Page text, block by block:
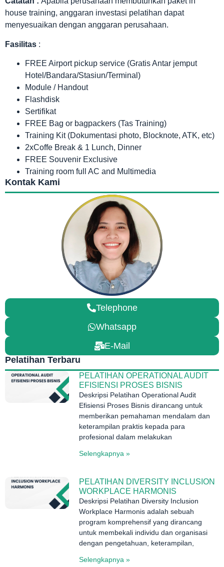
house training, anggaran investasi pelatihan dapat
menyesuaikan dengan anggaran perusahaan.
Fasilitas :
FREE Airport pickup service (Gratis Antar jemput
Hotel/Bandara/Stasiun/Terminal)
Module / Handout
Flashdisk
Sertifikat
FREE Bag or bagpackers (Tas Training)
Training Kit (Dokumentasi photo, Blocknote, ATK, etc)
2xCoffe Break & 1 Lunch, Dinner
FREE Souvenir Exclusive
Training room full AC and Multimedia
Kontak Kami
Telephone
Whatsapp
E-Mail
Pelatihan Terbaru
PELATIHAN OPERATIONAL AUDIT
EFISIENSI PROSES BISNIS
Deskripsi Pelatihan Operational Audit
Efisiensi Proses Bisnis dirancang untuk
memberikan pemahaman mendalam dan
keterampilan praktis kepada para
profesional dalam melakukan
Selengkapnya »
PELATIHAN DIVERSITY INCLUSION
WORKPLACE HARMONIS
Deskripsi Pelatihan Diversity Inclusion
Workplace Harmonis adalah sebuah
program komprehensif yang dirancang
untuk membekali individu dan organisasi
dengan pengetahuan, keterampilan,
Selengkapnya »